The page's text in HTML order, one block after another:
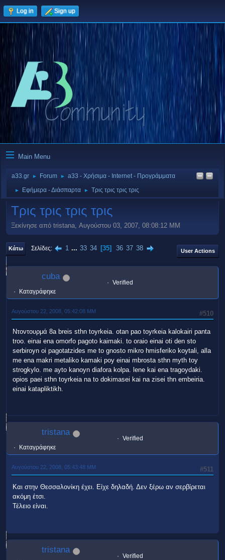
Log in Sign up
Main Menu
a33.gr ► Forum ► a33 - Χρήσιμα - Internet - Προγράμματα
► Εφήμερα - Διάσπαρτα ► Τρις τρις τρις τρις
Τρις τρις τρις τρις
Ξεκίνησε από tristana, Αυγούστου 03, 2007, 08:08:12 ΜΜ
Κάτω Σελίδες 1 ... 33 34 35 36 37 38 User Actions
cuba
Verified
Καταγράφηκε
#510
Αυγούστου 22, 2008, 05:42:08 ΜΜ
Ντοντουρμά 8a breis sthn toyrkeia. otan pao toyrkeia kalokairi panta
troo. einai ena omorfo pagoto kaimaki. to oraio einai oti den sto
serbiroyn oi pagotatzides me to gnosto mikro hmisferiko koytali, alla
me ena makri metaliko kamaki poy einai mbrosta sthn myth toy
strogkylo. me ayto kanoyn diafora kolpa. lene kai ena tragoydaki.
opios paei sthn toyrkeia na to dokimasei kai na zisei thn embeiria.
einai katapliktikh.
tristana
Verified
Καταγράφηκε
#511
Αυγούστου 22, 2008, 05:43:48 ΜΜ
Και στην Θεσσαλονίκη έχει. Είχε δηλαδή. Δεν ξέρω αν σερβίρεται
ακόμη έτσι.
Τέλειο είναι.
tristana
Verified